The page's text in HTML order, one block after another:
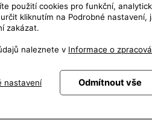
týmy
použití cookies pro funkční,
kliknutím na Podrobné nastavení,
zakázat.
naleznete v Informace o
nastavení Odmítnout vše